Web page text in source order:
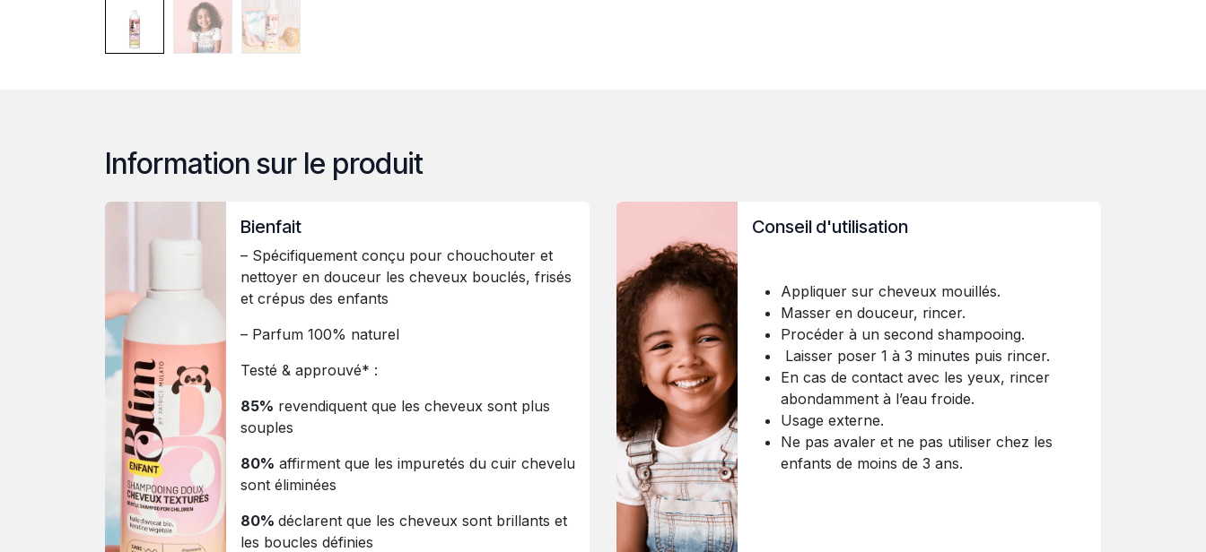
Information sur le produit
Bienfait
– Spécifiquement conçu pour chouchouter et
nettoyer en douceur les cheveux bouclés, frisés
et crépus des enfants
– Parfum 100% naturel
Testé & approuvé* :
85% revendiquent que les cheveux sont plus
souples
80% affirment que les impuretés du cuir chevelu
sont éliminées
80% déclarent que les cheveux sont brillants et
les boucles définies
Conseil d'utilisation
Appliquer sur cheveux mouillés.
Masser en douceur, rincer.
Procéder à un second shampooing.
Laisser poser 1 à 3 minutes puis rincer.
En cas de contact avec les yeux, rincer
abondamment à l’eau froide.
Usage externe.
Ne pas avaler et ne pas utiliser chez les
enfants de moins de 3 ans.